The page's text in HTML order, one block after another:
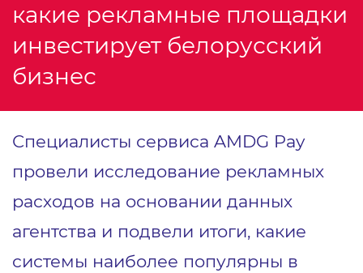
какие рекламные площадки
инвестирует белорусский
бизнес
Специалисты сервиса AMDG Pay
провели исследование рекламных
расходов на основании данных
агентства и подвели итоги, какие
системы наиболее популярны в